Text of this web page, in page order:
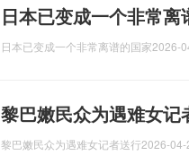
日本已变成一个非常
日本已变成一个非常离谱的国家2026-
黎巴嫩民众为遇难女
黎巴嫩民众为遇难女记者送行2026-